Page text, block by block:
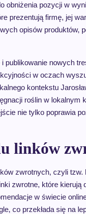
obniżenia pozycji w
prezentują firmę, jej
opisów
publikowanie nowych
w oczach
kontekstu
roślin w
nie tylko poprawia
linków
zwrotnych, czyli
zwrotne, które
w świecie
co przekłada się na